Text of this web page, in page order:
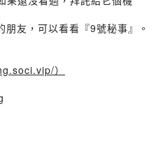
友，可以看看『9號秘事』。
）